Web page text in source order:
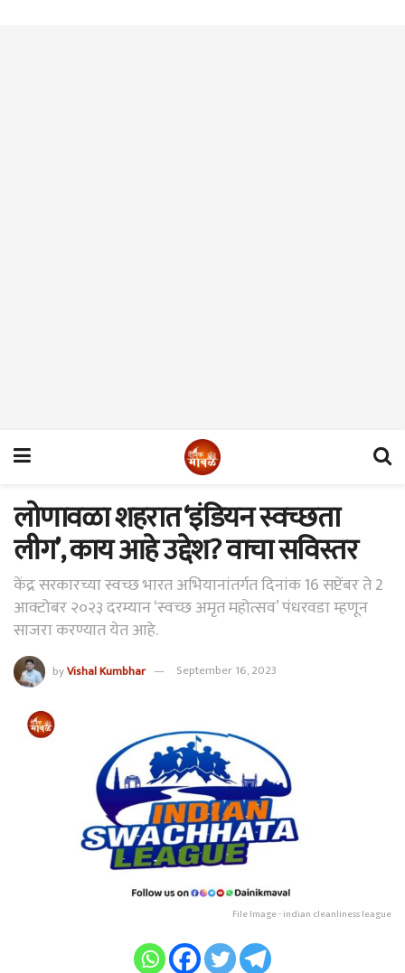
लोणावळा शहरात ‘इंडियन स्वच्छता
लीग’, काय आहे उद्देश? वाचा सविस्तर
केंद्र सरकारच्या स्वच्छ भारत अभियानांतर्गत दिनांक 16 सप्टेंबर ते 2
आक्टोबर २०२३ दरम्यान ‘स्वच्छ अमृत महोत्सव’ पंधरवडा म्हणून
साजरा करण्यात येत आहे.
byVishal Kumbhar September 16, 2023
File Image - indian cleanliness league